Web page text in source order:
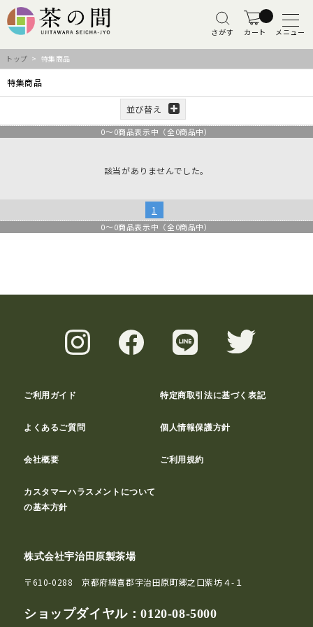
さがす カート メニュー
トップ > 特集商品
特集商品
並び替え
0～0商品表示中（全0商品中）
該当がありませんでした。
1
0～0商品表示中（全0商品中）
ご利用ガイド 特定商取引法に基づく表記
よくあるご質問 個人情報保護方針
会社概要 ご利用規約
カスタマーハラスメントについて
の基本方針
株式会社宇治田原製茶場
〒610-0288 京都府綴喜郡宇治田原町郷之口紫坊４-１
ショップダイヤル：0120-08-5000